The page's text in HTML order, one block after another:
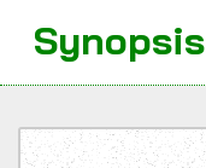
Synopsis